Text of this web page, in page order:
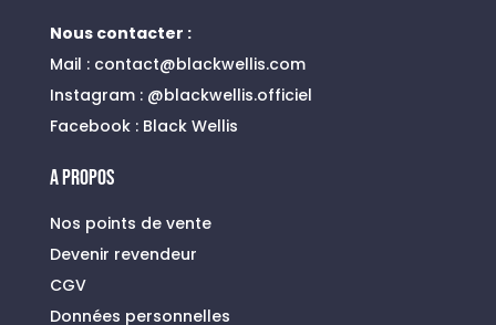
Nous contacter :
Mail : contact@blackwellis.com
Instagram :@blackwellis.officiel
Facebook : Black Wellis
A PROPOS
Nos points de vente
Devenir revendeur
CGV
Données personnelles